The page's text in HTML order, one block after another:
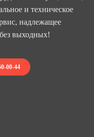
и техническое
надлежащее
выходных!
00-44